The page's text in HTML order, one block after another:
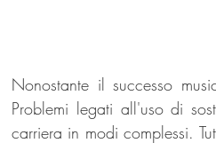
Nonostante il successo
Problemi legati all'uso di
carriera in modi complessi.